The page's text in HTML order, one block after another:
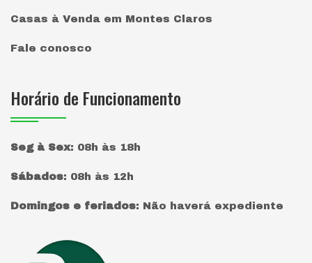
Casas à Venda em Montes Claros
Fale conosco
Horário de Funcionamento
Seg à Sex: 08h às 18h
Sábados: 08h às 12h
Domingos e feriados: Não haverá expediente
Página inicial